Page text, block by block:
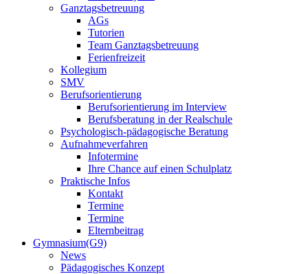
Ganztagsbetreuung
AGs
Tutorien
Team Ganztagsbetreuung
Ferienfreizeit
Kollegium
SMV
Berufsorientierung
Berufsorientierung im Interview
Berufsberatung in der Realschule
Psychologisch-pädagogische Beratung
Aufnahmeverfahren
Infotermine
Ihre Chance auf einen Schulplatz
Praktische Infos
Kontakt
Termine
Termine
Elternbeitrag
Gymnasium(G9)
News
Pädagogisches Konzept